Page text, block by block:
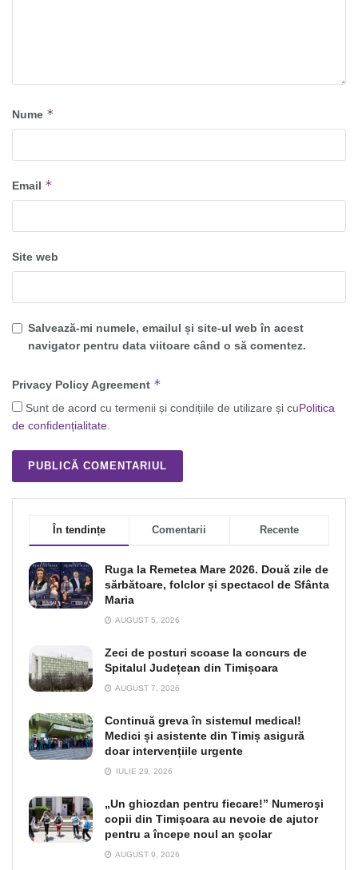
Nume *
Email *
Site web
Salvează-mi numele, emailul și site-ul web în acest
navigator pentru data viitoare când o să comentez.
Privacy Policy Agreement *
Sunt de acord cu termenii și condițiile de utilizare și cuPolitica
de confidențialitate.
În tendințe Comentarii Recente
Ruga la Remetea Mare 2026. Două zile de
sărbătoare, folclor și spectacol de Sfânta
Maria
AUGUST 5, 2026
Zeci de posturi scoase la concurs de
Spitalul Județean din Timișoara
AUGUST 7, 2026
Continuă greva în sistemul medical!
Medici și asistente din Timiș asigură
doar intervențiile urgente
IULIE 29, 2026
„Un ghiozdan pentru fiecare!” Numeroşi
copii din Timişoara au nevoie de ajutor
pentru a începe noul an şcolar
AUGUST 9, 2026